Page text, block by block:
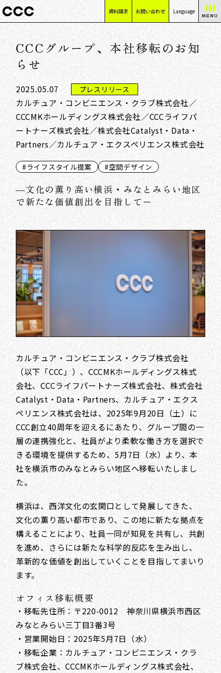
資料請求 お問い合わせ Language
日本語
English
简体中文
繁體中文
MENU
CCCグループ、本社移転のお知
らせ
2025.05.07 プレスリリース
カルチュア・コンビニエンス・クラブ株式会社／
CCCMKホールディングス株式会社／CCCライフパ
ートナーズ株式会社／株式会社Catalyst・Data・
Partners／カルチュア・エクスペリエンス株式会社
#ライフスタイル提案 #空間デザイン
―文化の薫り高い横浜・みなとみらい地区
で新たな価値創出を目指してー
カルチュア・コンビニエンス・クラブ株式会社
（以下「CCC」）、CCCMKホールディングス株式
会社、CCCライフパートナーズ株式会社、株式会社
Catalyst・Data・Partners、カルチュア・エクス
ペリエンス株式会社は、2025年9月20日（土）に
CCC創立40周年を迎えるにあたり、グループ間の一
層の連携強化と、社員がより柔軟な働き方を選択で
きる環境を提供するため、5月7日（水）より、本
社を横浜市のみなとみらい地区へ移転いたしまし
た。
横浜は、西洋文化の玄関口として発展してきた、
文化の薫り高い都市であり、この地に新たな拠点を
構えることにより、社員一同が知見を共有し、共創
を進め、さらには新たな科学的反応を生み出し、
革新的な価値を創出していくことを目指してまいり
ます。
オフィス移転概要
・移転先住所：〒220-0012 神奈川県横浜市西区
みなとみらい三丁目3番3号
・営業開始日：2025年5月7日（水）
・移転企業：カルチュア・コンビニエンス・クラ
ブ株式会社、CCCMKホールディングス株式会社、